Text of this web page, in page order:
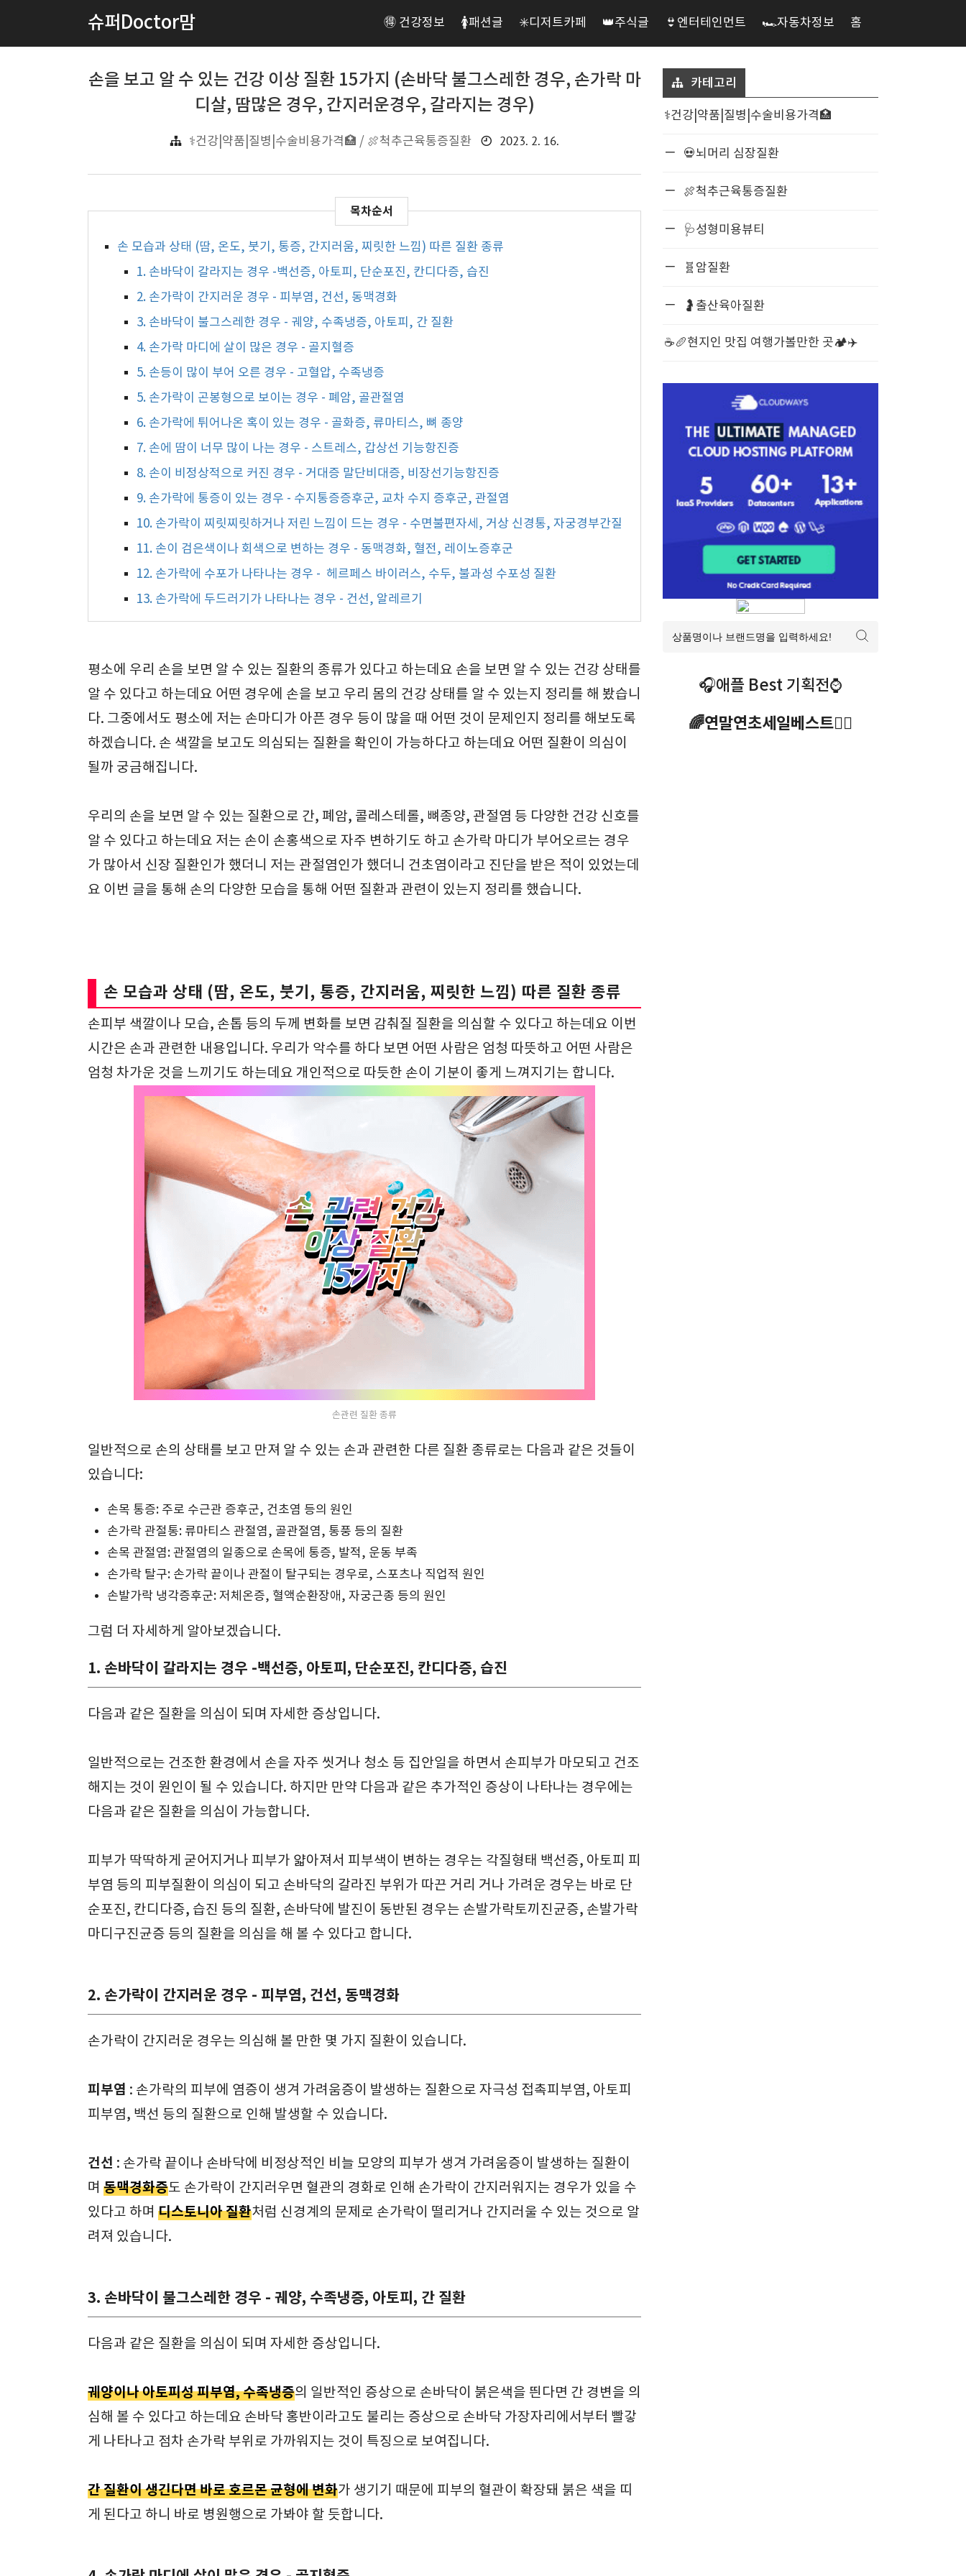
슈퍼Doctor맘 🉐 건강정보 🚺패션글 ✳️디저트카페 👑주식글 👙엔터테인먼트 🏎️자동차정보 홈
손을 보고 알 수 있는 건강 이상 질환 15가지 (손바닥 불그스레한 경우, 손가락 마
디살, 땀많은 경우, 간지러운경우, 갈라지는 경우)
⚕️건강|약품|질병|수술비용가격🏥 / 🍖척추근육통증질환 2023. 2. 16.
손 모습과 상태 (땀, 온도, 붓기, 통증, 간지러움, 찌릿한 느낌) 따른 질환 종류
1. 손바닥이 갈라지는 경우 -백선증, 아토피, 단순포진, 칸디다증, 습진
2. 손가락이 간지러운 경우 - 피부염, 건선, 동맥경화
3. 손바닥이 불그스레한 경우 - 궤양, 수족냉증, 아토피, 간 질환
4. 손가락 마디에 살이 많은 경우 - 골지혈증
5. 손등이 많이 부어 오른 경우 - 고혈압, 수족냉증
5. 손가락이 곤봉형으로 보이는 경우 - 폐암, 골관절염
6. 손가락에 튀어나온 혹이 있는 경우 - 골화증, 류마티스, 뼈 종양
7. 손에 땀이 너무 많이 나는 경우 - 스트레스, 갑상선 기능항진증
8. 손이 비정상적으로 커진 경우 - 거대증 말단비대증, 비장선기능항진증
9. 손가락에 통증이 있는 경우 - 수지통증증후군, 교차 수지 증후군, 관절염
10. 손가락이 찌릿찌릿하거나 저린 느낌이 드는 경우 - 수면불편자세, 거상 신경통, 자궁경부간질
11. 손이 검은색이나 회색으로 변하는 경우 - 동맥경화, 혈전, 레이노증후군
12. 손가락에 수포가 나타나는 경우 - 헤르페스 바이러스, 수두, 불과성 수포성 질환
13. 손가락에 두드러기가 나타나는 경우 - 건선, 알레르기
평소에 우리 손을 보면 알 수 있는 질환의 종류가 있다고 하는데요 손을 보면 알 수 있는 건강 상태를
알 수 있다고 하는데요 어떤 경우에 손을 보고 우리 몸의 건강 상태를 알 수 있는지 정리를 해 봤습니
다. 그중에서도 평소에 저는 손마디가 아픈 경우 등이 많을 때 어떤 것이 문제인지 정리를 해보도록
하겠습니다. 손 색깔을 보고도 의심되는 질환을 확인이 가능하다고 하는데요 어떤 질환이 의심이
될까 궁금해집니다.
우리의 손을 보면 알 수 있는 질환으로 간, 폐암, 콜레스테롤, 뼈종양, 관절염 등 다양한 건강 신호를
알 수 있다고 하는데요 저는 손이 손홍색으로 자주 변하기도 하고 손가락 마디가 부어오르는 경우
가 많아서 신장 질환인가 했더니 저는 관절염인가 했더니 건초염이라고 진단을 받은 적이 있었는데
요 이번 글을 통해 손의 다양한 모습을 통해 어떤 질환과 관련이 있는지 정리를 했습니다.
손 모습과 상태 (땀, 온도, 붓기, 통증, 간지러움, 찌릿한 느낌) 따른 질환 종류
손피부 색깔이나 모습, 손톱 등의 두께 변화를 보면 감춰질 질환을 의심할 수 있다고 하는데요 이번
시간은 손과 관련한 내용입니다. 우리가 악수를 하다 보면 어떤 사람은 엄청 따뜻하고 어떤 사람은
엄청 차가운 것을 느끼기도 하는데요 개인적으로 따듯한 손이 기분이 좋게 느껴지기는 합니다.
손관련 질환 종류
일반적으로 손의 상태를 보고 만져 알 수 있는 손과 관련한 다른 질환 종류로는 다음과 같은 것들이
있습니다:
손목 통증: 주로 수근관 증후군, 건초염 등의 원인
손가락 관절통: 류마티스 관절염, 골관절염, 통풍 등의 질환
손목 관절염: 관절염의 일종으로 손목에 통증, 발적, 운동 부족
손가락 탈구: 손가락 끝이나 관절이 탈구되는 경우로, 스포츠나 직업적 원인
손발가락 냉각증후군: 저체온증, 혈액순환장애, 자궁근종 등의 원인
그럼 더 자세하게 알아보겠습니다.
1. 손바닥이 갈라지는 경우 -백선증, 아토피, 단순포진, 칸디다증, 습진
다음과 같은 질환을 의심이 되며 자세한 증상입니다.
일반적으로는 건조한 환경에서 손을 자주 씻거나 청소 등 집안일을 하면서 손피부가 마모되고 건조
해지는 것이 원인이 될 수 있습니다. 하지만 만약 다음과 같은 추가적인 증상이 나타나는 경우에는
다음과 같은 질환을 의심이 가능합니다.
피부가 딱딱하게 굳어지거나 피부가 얇아져서 피부색이 변하는 경우는 각질형태 백선증, 아토피 피
부염 등의 피부질환이 의심이 되고 손바닥의 갈라진 부위가 따끈 거리 거나 가려운 경우는 바로 단
순포진, 칸디다증, 습진 등의 질환, 손바닥에 발진이 동반된 경우는 손발가락토끼진균증, 손발가락
마디구진균증 등의 질환을 의심을 해 볼 수 있다고 합니다.
2. 손가락이 간지러운 경우 - 피부염, 건선, 동맥경화
손가락이 간지러운 경우는 의심해 볼 만한 몇 가지 질환이 있습니다.
피부염 : 손가락의 피부에 염증이 생겨 가려움증이 발생하는 질환으로 자극성 접촉피부염, 아토피
피부염, 백선 등의 질환으로 인해 발생할 수 있습니다.
건선 : 손가락 끝이나 손바닥에 비정상적인 비늘 모양의 피부가 생겨 가려움증이 발생하는 질환이
며 동맥경화증도 손가락이 간지러우면 혈관의 경화로 인해 손가락이 간지러워지는 경우가 있을 수
있다고 하며 디스토니아 질환처럼 신경계의 문제로 손가락이 떨리거나 간지러울 수 있는 것으로 알
려져 있습니다.
3. 손바닥이 불그스레한 경우 - 궤양, 수족냉증, 아토피, 간 질환
다음과 같은 질환을 의심이 되며 자세한 증상입니다.
궤양이나 아토피성 피부염, 수족냉증의 일반적인 증상으로 손바닥이 붉은색을 띈다면 간 경변을 의
심해 볼 수 있다고 하는데요 손바닥 홍반이라고도 불리는 증상으로 손바닥 가장자리에서부터 빨갛
게 나타나고 점차 손가락 부위로 가까워지는 것이 특징으로 보여집니다.
간 질환이 생긴다면 바로 호르몬 균형에 변화가 생기기 때문에 피부의 혈관이 확장돼 붉은 색을 띠
게 된다고 하니 바로 병원행으로 가봐야 할 듯합니다.
카테고리
⚕️건강|약품|질병|수술비용가격🏥
💀뇌머리 심장질환
🍖척추근육통증질환
🩺성형미용뷰티
🧬암질환
🤰출산육아질환
☕️🥖현지인 맛집 여행가볼만한 곳🏕️✈️
🎧애플 Best 기획전⌚️
🌈연말연초세일베스트🧜‍♀️